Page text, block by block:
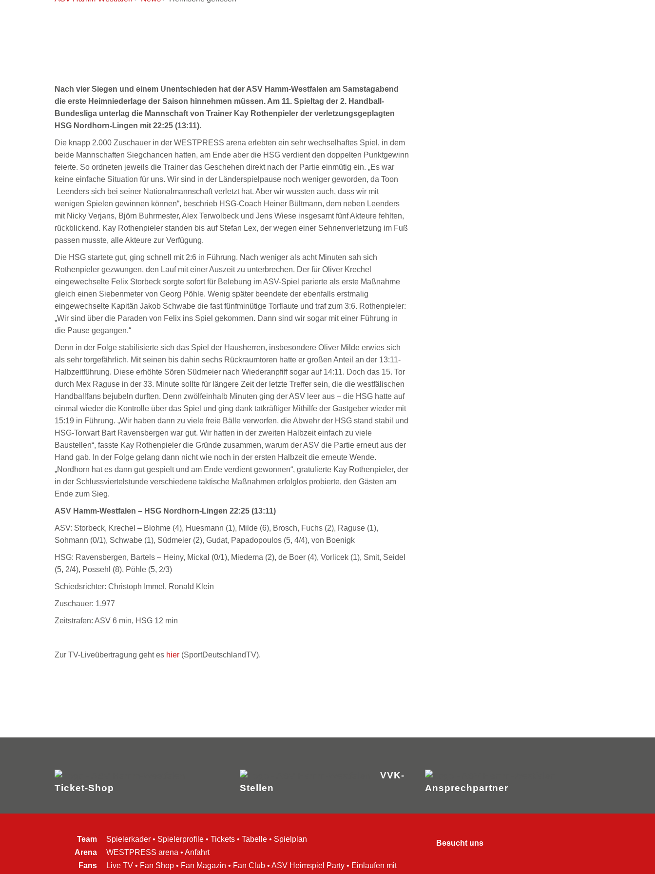
Nach vier Siegen und einem Unentschieden hat der ASV Hamm-Westfalen am Samstagabend
die erste Heimniederlage der Saison hinnehmen müssen. Am 11. Spieltag der 2. Handball-
Bundesliga unterlag die Mannschaft von Trainer Kay Rothenpieler der verletzungsgeplagten
HSG Nordhorn-Lingen mit 22:25 (13:11).
Die knapp 2.000 Zuschauer in der WESTPRESS arena erlebten ein sehr wechselhaftes Spiel, in dem
beide Mannschaften Siegchancen hatten, am Ende aber die HSG verdient den doppelten Punktgewinn
feierte. So ordneten jeweils die Trainer das Geschehen direkt nach der Partie einmütig ein. „Es war
keine einfache Situation für uns. Wir sind in der Länderspielpause noch weniger geworden, da Toon
Leenders sich bei seiner Nationalmannschaft verletzt hat. Aber wir wussten auch, dass wir mit
wenigen Spielen gewinnen können“, beschrieb HSG-Coach Heiner Bültmann, dem neben Leenders
mit Nicky Verjans, Björn Buhrmester, Alex Terwolbeck und Jens Wiese insgesamt fünf Akteure fehlten,
rückblickend. Kay Rothenpieler standen bis auf Stefan Lex, der wegen einer Sehnenverletzung im Fuß
passen musste, alle Akteure zur Verfügung.
Die HSG startete gut, ging schnell mit 2:6 in Führung. Nach weniger als acht Minuten sah sich
Rothenpieler gezwungen, den Lauf mit einer Auszeit zu unterbrechen. Der für Oliver Krechel
eingewechselte Felix Storbeck sorgte sofort für Belebung im ASV-Spiel parierte als erste Maßnahme
gleich einen Siebenmeter von Georg Pöhle. Wenig später beendete der ebenfalls erstmalig
eingewechselte Kapitän Jakob Schwabe die fast fünfminütige Torflaute und traf zum 3:6. Rothenpieler:
„Wir sind über die Paraden von Felix ins Spiel gekommen. Dann sind wir sogar mit einer Führung in
die Pause gegangen.“
Denn in der Folge stabilisierte sich das Spiel der Hausherren, insbesondere Oliver Milde erwies sich
als sehr torgefährlich. Mit seinen bis dahin sechs Rückraumtoren hatte er großen Anteil an der 13:11-
Halbzeitführung. Diese erhöhte Sören Südmeier nach Wiederanpfiff sogar auf 14:11. Doch das 15. Tor
durch Mex Raguse in der 33. Minute sollte für längere Zeit der letzte Treffer sein, die die westfälischen
Handballfans bejubeln durften. Denn zwölfeinhalb Minuten ging der ASV leer aus – die HSG hatte auf
einmal wieder die Kontrolle über das Spiel und ging dank tatkräftiger Mithilfe der Gastgeber wieder mit
15:19 in Führung. „Wir haben dann zu viele freie Bälle verworfen, die Abwehr der HSG stand stabil und
HSG-Torwart Bart Ravensbergen war gut. Wir hatten in der zweiten Halbzeit einfach zu viele
Baustellen“, fasste Kay Rothenpieler die Gründe zusammen, warum der ASV die Partie erneut aus der
Hand gab. In der Folge gelang dann nicht wie noch in der ersten Halbzeit die erneute Wende.
„Nordhorn hat es dann gut gespielt und am Ende verdient gewonnen“, gratulierte Kay Rothenpieler, der
in der Schlussviertelstunde verschiedene taktische Maßnahmen erfolglos probierte, den Gästen am
Ende zum Sieg.
ASV Hamm-Westfalen – HSG Nordhorn-Lingen 22:25 (13:11)
ASV: Storbeck, Krechel – Blohme (4), Huesmann (1), Milde (6), Brosch, Fuchs (2), Raguse (1),
Sohmann (0/1), Schwabe (1), Südmeier (2), Gudat, Papadopoulos (5, 4/4), von Boenigk
HSG: Ravensbergen, Bartels – Heiny, Mickal (0/1), Miedema (2), de Boer (4), Vorlicek (1), Smit, Seidel
(5, 2/4), Possehl (8), Pöhle (5, 2/3)
Schiedsrichter: Christoph Immel, Ronald Klein
Zuschauer: 1.977
Zeitstrafen: ASV 6 min, HSG 12 min
Zur TV-Liveübertragung geht es hier (SportDeutschlandTV).
Ticket-Shop
VVK-
Stellen
Ansprechpartner
Team Spielerkader • Spielerprofile • Tickets • Tabelle • Spielplan
Arena
WESTPRESS arena • Anfahrt
Fans
Live TV • Fan Shop • Fan Magazin • Fan Club • ASV Heimspiel Party • Einlaufen mit
Besucht uns